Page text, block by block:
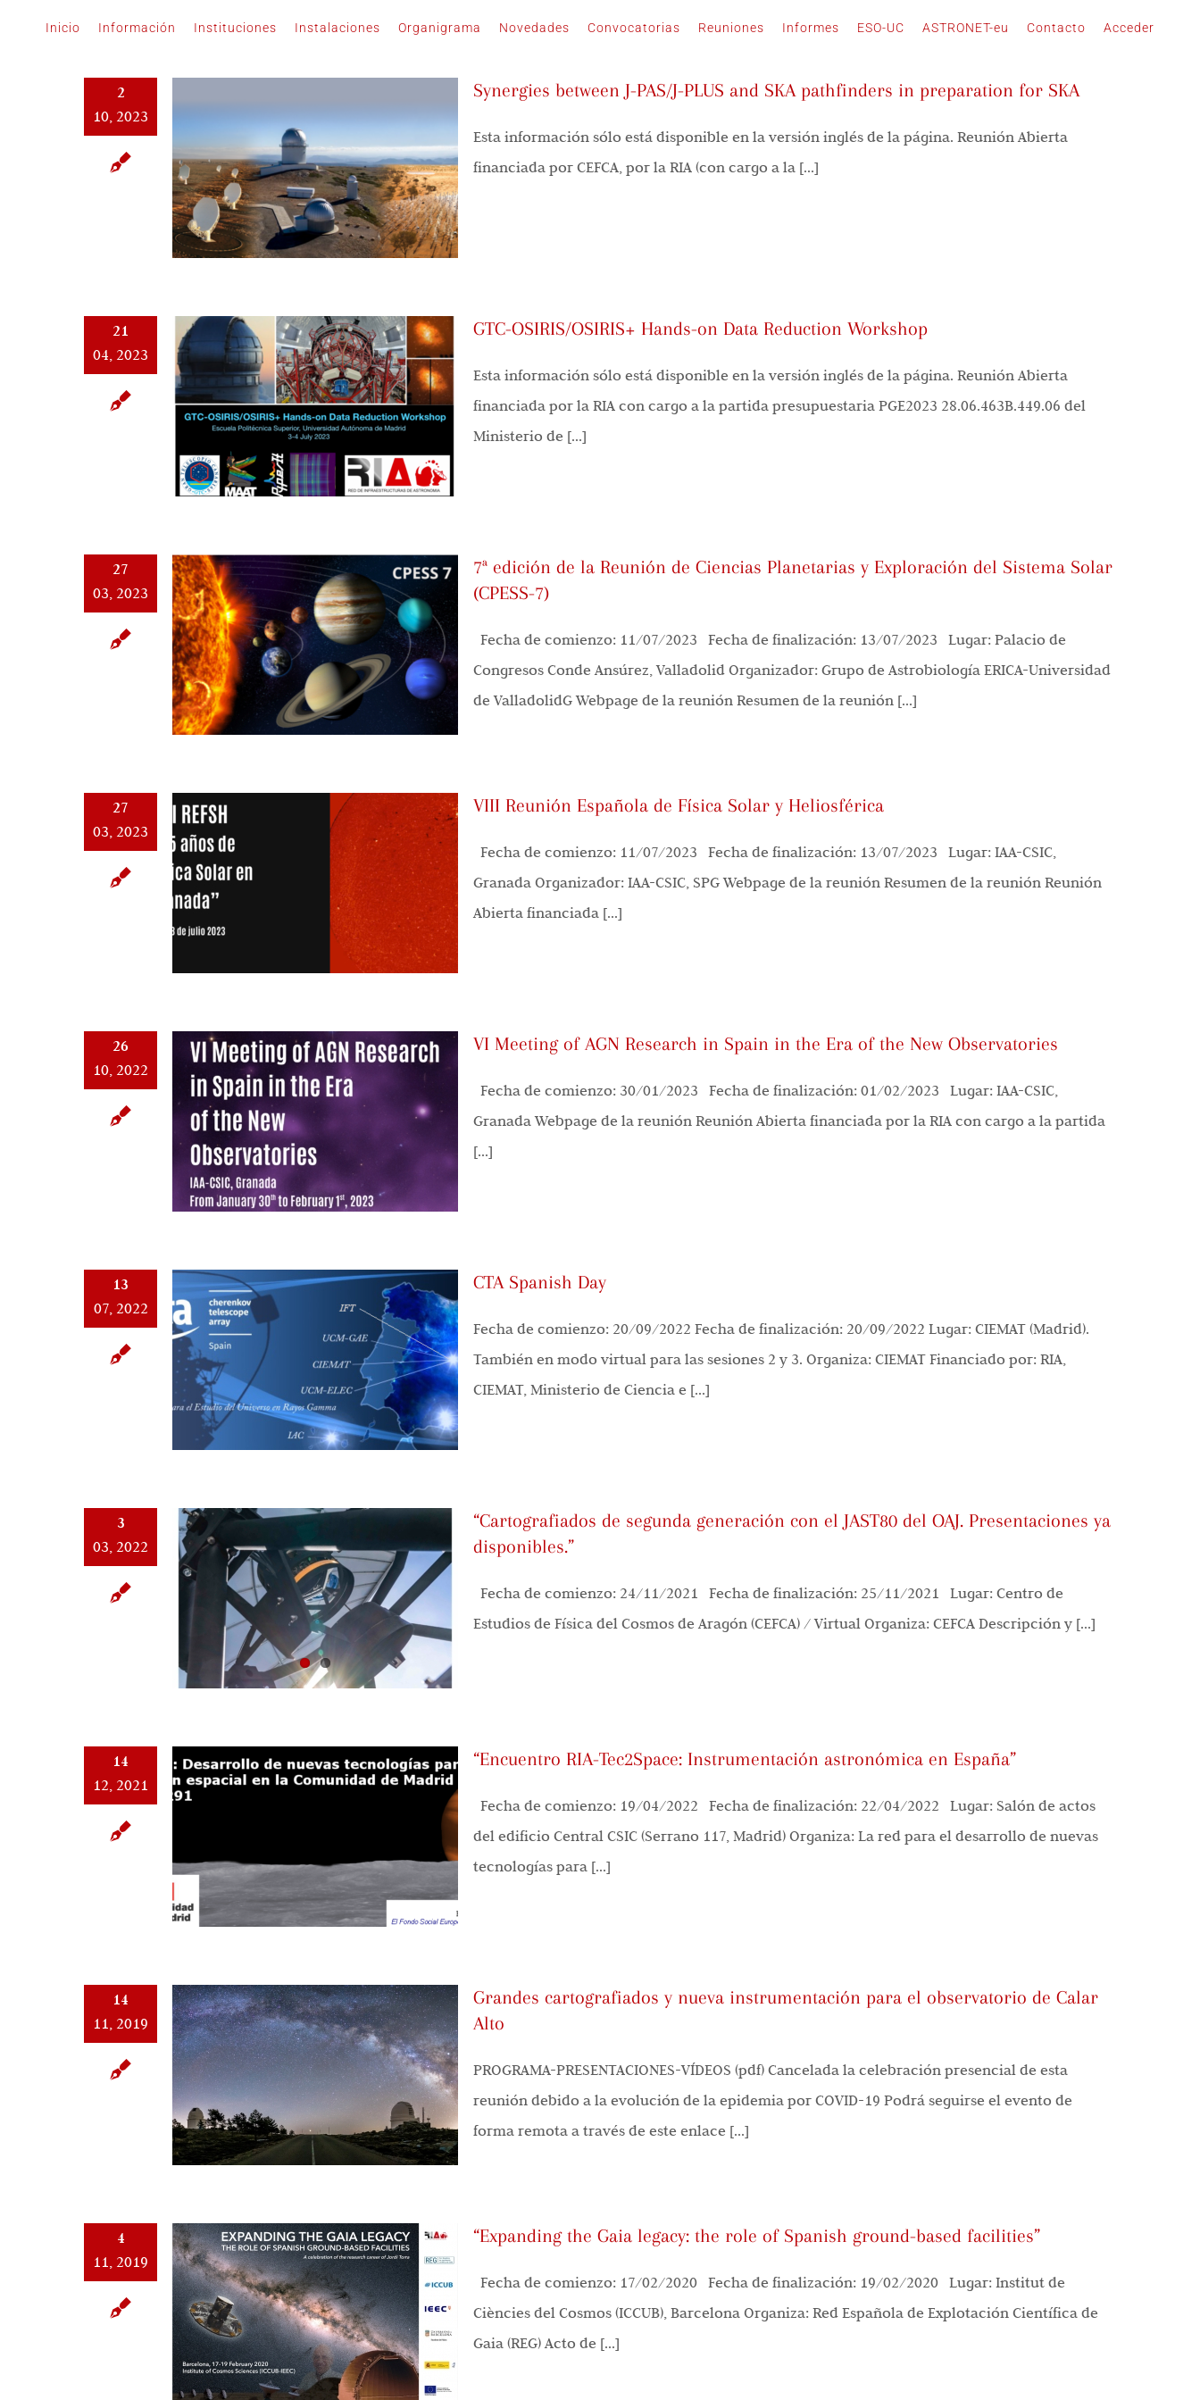
Inicio Información Instituciones Instalaciones Organigrama Novedades Convocatorias Reuniones Informes ESO-UC ASTRONET-eu Contacto Acceder
2
10, 2023
Synergies between J-PAS/J-PLUS and SKA pathfinders in preparation for SKA
Esta información sólo está disponible en la versión inglés de la página. Reunión Abierta
financiada por CEFCA, por la RIA (con cargo a la [...]
21
04, 2023
GTC-OSIRIS/OSIRIS+ Hands-on Data Reduction Workshop
Esta información sólo está disponible en la versión inglés de la página. Reunión Abierta
financiada por la RIA con cargo a la partida presupuestaria PGE2023 28.06.463B.449.06 del
Ministerio de [...]
27
03, 2023
7ª edición de la Reunión de Ciencias Planetarias y Exploración del Sistema Solar
(CPESS-7)
Fecha de comienzo: 11/07/2023 Fecha de finalización: 13/07/2023 Lugar: Palacio de
Congresos Conde Ansúrez, Valladolid Organizador: Grupo de Astrobiología ERICA-Universidad
de ValladolidG Webpage de la reunión Resumen de la reunión [...]
27
03, 2023
VIII Reunión Española de Física Solar y Heliosférica
Fecha de comienzo: 11/07/2023 Fecha de finalización: 13/07/2023 Lugar: IAA-CSIC,
Granada Organizador: IAA-CSIC, SPG Webpage de la reunión Resumen de la reunión Reunión
Abierta financiada [...]
26
10, 2022
VI Meeting of AGN Research in Spain in the Era of the New Observatories
Fecha de comienzo: 30/01/2023 Fecha de finalización: 01/02/2023 Lugar: IAA-CSIC,
Granada Webpage de la reunión Reunión Abierta financiada por la RIA con cargo a la partida
[...]
13
07, 2022
CTA Spanish Day
Fecha de comienzo: 20/09/2022 Fecha de finalización: 20/09/2022 Lugar: CIEMAT (Madrid).
También en modo virtual para las sesiones 2 y 3. Organiza: CIEMAT Financiado por: RIA,
CIEMAT, Ministerio de Ciencia e [...]
3
03, 2022
“Cartografiados de segunda generación con el JAST80 del OAJ. Presentaciones ya
disponibles.”
Fecha de comienzo: 24/11/2021 Fecha de finalización: 25/11/2021 Lugar: Centro de
Estudios de Física del Cosmos de Aragón (CEFCA) / Virtual Organiza: CEFCA Descripción y [...]
14
12, 2021
“Encuentro RIA-Tec2Space: Instrumentación astronómica en España”
Fecha de comienzo: 19/04/2022 Fecha de finalización: 22/04/2022 Lugar: Salón de actos
del edificio Central CSIC (Serrano 117, Madrid) Organiza: La red para el desarrollo de nuevas
tecnologías para [...]
14
11, 2019
Grandes cartografiados y nueva instrumentación para el observatorio de Calar
Alto
PROGRAMA-PRESENTACIONES-VÍDEOS (pdf) Cancelada la celebración presencial de esta
reunión debido a la evolución de la epidemia por COVID-19 Podrá seguirse el evento de
forma remota a través de este enlace [...]
4
11, 2019
“Expanding the Gaia legacy: the role of Spanish ground-based facilities”
Fecha de comienzo: 17/02/2020 Fecha de finalización: 19/02/2020 Lugar: Institut de
Ciències del Cosmos (ICCUB), Barcelona Organiza: Red Española de Explotación Científica de
Gaia (REG) Acto de [...]